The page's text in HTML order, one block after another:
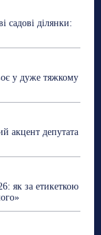
садові ділянки:
у дуже тяжкому
акцент депутата
як за етикеткою